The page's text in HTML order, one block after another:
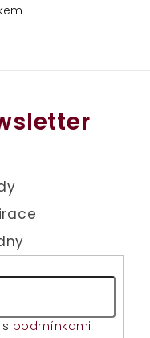
podmínkami